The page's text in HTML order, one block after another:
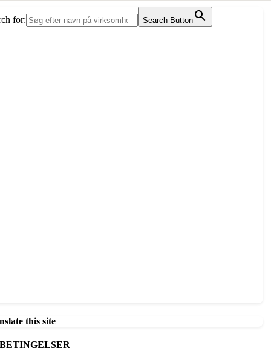
for: Search Button
this site
BETINGELSER